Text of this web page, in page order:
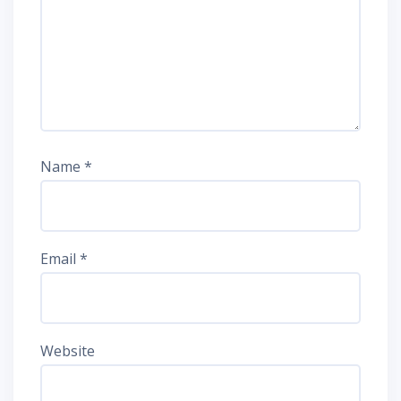
Name *
Email *
Website